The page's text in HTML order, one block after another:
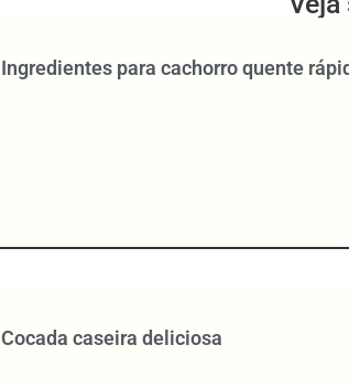
Ingredientes para cachorro quente
Cocada caseira deliciosa